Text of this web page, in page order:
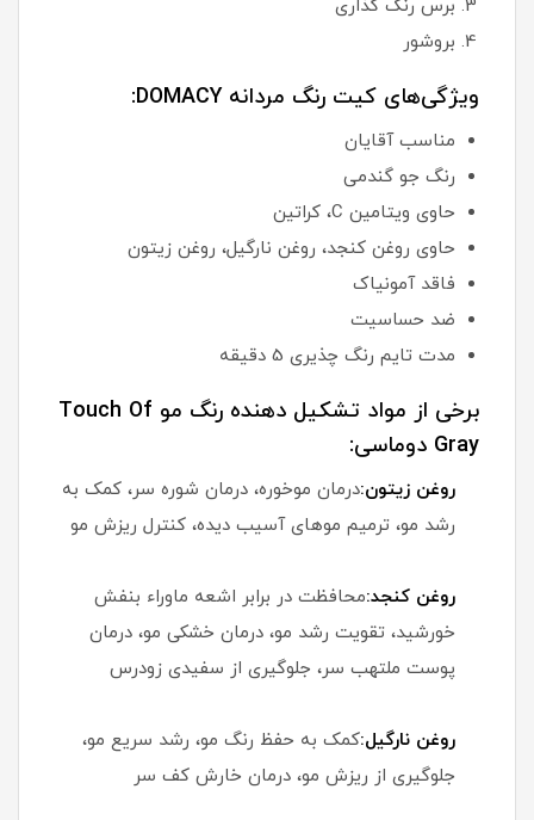
برس رنگ گذاری
بروشور
ویژگی‌های کیت رنگ مردانه DOMACY:
مناسب آقایان
رنگ جو گندمی
حاوی ویتامین C، کراتین
حاوی روغن کنجد، روغن نارگیل، روغن زیتون
فاقد آمونیاک
ضد حساسیت
مدت تایم رنگ چذیری 5 دقیقه
برخی از مواد تشکیل دهنده رنگ مو Touch Of
Gray دوماسی:
روغن زیتون:درمان موخوره، درمان شوره سر، کمک به
رشد مو، ترمیم موهای آسیب دیده، کنترل ریزش مو
روغن کنجد:محافظت در برابر اشعه ماوراء بنفش
خورشید، تقویت رشد مو، درمان خشکی مو، درمان
پوست ملتهب سر، جلوگیری از سفیدی زودرس
روغن نارگیل:کمک به حفظ رنگ مو، رشد سریع مو،
جلوگیری از ریزش مو، درمان خارش کف سر